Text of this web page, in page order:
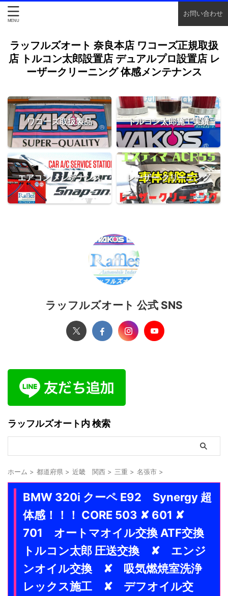
お問い合わせ
ラッフルズオート 奈良本店 ワコーズ正規取扱
店 トルコン太郎設置店 デュアルプロ設置店 レ
ーザークリーニング 体感メンテナンス
ワコーズ取扱製品 トルコン太郎施工実績
エアコン メンテナンス レーザー クリーニング
ラッフルズオート 公式 SNS
ラッフルズオート内 検索
ホーム > 都道府県 > 近畿 関西 > 三重 > 名張市 >
BMW 320i クーペ E92 Synergy 超
体感！！！ CORE 503 ✘ 601 ✘
701 オートマオイル交換 ATF交換
トルコン太郎 圧送交換 ✘ エンジ
ンオイル交換 ✘ 吸気燃焼室洗浄
レックス施工 ✘ デフオイル交